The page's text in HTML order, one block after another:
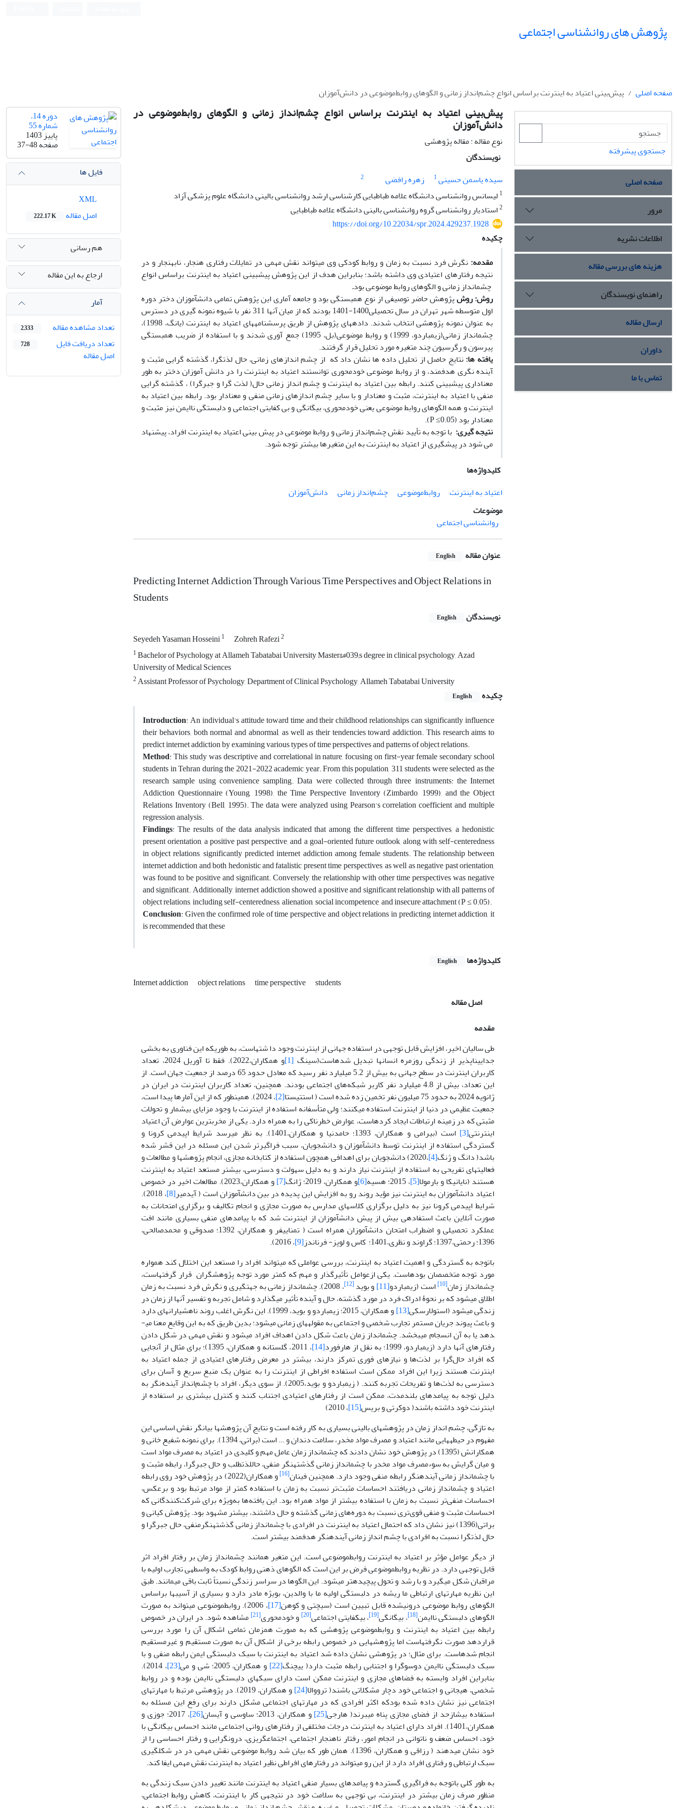
پژوهش های روانشناسی اجتماعی
صفحه اصلی پیش‌بینی اعتیاد به اینترنت براساس انواع چشم‌انداز ‌زمانی و الگوهای روابط‌موضوعی در دانش‌آموزان
پیش‌بینی اعتیاد به اینترنت براساس انواع چشم‌انداز ‌زمانی و الگوهای روابط‌موضوعی در
دانش‌آموزان
نوع مقاله : مقاله پژوهشی
نویسندگان
سیده یاسمن حسینی1 زهره رافضی
2
1لیسانس روانشناسی دانشگاه علامه طباطبایی کارشناسی ارشد روانشناسی بالینی دانشگاه علوم پزشکی آزاد
2استادیار روانشناسی گروه روانشناسی بالینی دانشگاه علامه طباطبایی
https://doi.org/10.22034/spr.2024.429237.1928
چکیده
مقدمه: نگرش فرد نسبت به زمان و روابط کودکی وی می­تواند نقش مهمی در تمایلات رفتاری هنجار، نابهنجار و ‌در
نتیجه رفتارهای اعتیادی وی داشته باشد؛ بنابراین هدف از این پژوهش پیش­بینی اعتیاد به اینترنت براساس انواع
چشم­انداز زمانی و الگوهای روابط موضوعی بود.
روش:روشپژوهش حاضر توصیفی از نوع همبستگی بود و جامعه آماری این پژوهش تمامی دانش­آموزان دختر دوره
اول متوسطه شهر تهران در سال تحصیلی1400-1401 بودند که از میان آنها 311 نفر با شیوه نمونه گیری در دسترس
به عنوان نمونه پژوهشی انتخاب شدند. داده­های پژوهش از طریق پرسشنامه­های اعتیاد به اینترنت (یانگ، 1998)،
چشم­انداز زمانی(زیمباردو، 1999) و روابط موضوعی(بل، 1995) جمع آوری شدند و با استفاده از ضریب همبستگی
پیرسون و رگرسیون چند متغیره مورد تحلیل قرار گرفتند.
یافته­ ها:نتایج حاصل از تحلیل داده­ ها نشان داد که از چشم ­اندازهای زمانی، حال لذت­گرا، گذشته­ گرایی مثبت و
آینده­ نگری هدفمند، و از روابط موضوعی خودمحوری توانستند اعتیاد به اینترنت را در دانش­ آموزان دختر به طور
معناداری پیش­بینی ­کنند. رابطه بین اعتیاد به اینترنت و چشم ­انداز زمانی حال( لذت گرا و جبرگرا) ، گذشته­ گرایی
منفی با اعتیاد به اینترنت، مثبت و معنادار و با سایر چشم ­اندازهای زمانی منفی و معنادار بود. رابطه بین اعتیاد به
اینترنت و همه الگوهای روابط­ موضوعی یعنی خودمحوری، بیگانگی و بی­ کفایتی اجتماعی و دلبستگی ناایمن نیز مثبت و
معنادار بود (0.05≥ P).
نتیجه ­گیری: با توجه به تأیید نقش چشم‌انداز زمانی و روابط­ موضوعی در پیش ­بینی اعتیاد به اینترنت افراد، پیشنهاد
می­ شود در پیشگیری از اعتیاد به اینترنت به این متغیرها بیشتر توجه شود.
کلیدواژه‌ها
اعتیاد به اینترنت
روابط‌موضوعی چشم‌انداز ‌زمانی
دانش‌آموزان
موضوعات
روانشناسی اجتماعی
عنوان مقاله English
Predicting Internet Addiction Through Various Time Perspectives and Object Relations in
Students
نویسندگان English
Seyedeh Yasaman Hosseini1 Zohreh Rafezi2
1Bachelor of Psychology at Allameh Tabatabai University Master&#039;s degree in clinical psychology, Azad
University of Medical Sciences
2Assistant Professor of Psychology, Department of Clinical Psychology, Allameh Tabatabai University
چکیده
English
Introduction: An individual's attitude toward time and their childhood relationships can significantly influence
their behaviors, both normal and abnormal, as well as their tendencies toward addiction. This research aims to
predict internet addiction by examining various types of time perspectives and patterns of object relations.
Method: This study was descriptive and correlational in nature, focusing on first-year female secondary school
students in Tehran during the 2021-2022 academic year. From this population, 311 students were selected as the
research sample using convenience sampling. Data were collected through three instruments: the Internet
Addiction Questionnaire (Young, 1998), the Time Perspective Inventory (Zimbardo, 1999), and the Object
Relations Inventory (Bell, 1995). The data were analyzed using Pearson's correlation coefficient and multiple
regression analysis.
Findings: The results of the data analysis indicated that among the different time perspectives, a hedonistic
present orientation, a positive past perspective, and a goal-oriented future outlook, along with self-centeredness
in object relations, significantly predicted internet addiction among female students. The relationship between
internet addiction and both hedonistic and fatalistic present time perspectives, as well as negative past orientation,
was found to be positive and significant. Conversely, the relationship with other time perspectives was negative
and significant. Additionally, internet addiction showed a positive and significant relationship with all patterns of
object relations, including self-centeredness, alienation, social incompetence, and insecure attachment (P ≤ 0.05).
Conclusion: Given the confirmed role of time perspective and object relations in predicting internet addiction, it
is recommended that these
کلیدواژه‌ها English
Internet addiction object relations time perspective
students
اصل مقاله
مقدمه
طی سالیان اخیر، افزایش قابل توجهی در استفاده جهانی از اینترنت وجود دا شته­است، به طوریکه این فناوری به بخشی
جدایی­ناپذیر از زندگی روزمره انسان­ها تبدیل شده­است(سینگ [1]
و همکاران،2022). فقط تا آوریل 2024، تعداد
کاربران اینترنت در سطح جهانی به بیش از 5.2 میلیارد نفر رسید که معادل حدود 65 درصد از جمعیت جهان است. از
این تعداد، بیش از 4.8 میلیارد نفر کاربر شبکه‌های اجتماعی بودند. همچنین، تعداد کاربران اینترنت در ایران در
ژانویه 2024 به حدود 75 میلیون نفر تخمین زده شده است ( استتیستا
[2]
، 2024). همینطور که از این آمارها پیدا است،
جمعیت عظیمی در دنیا از اینترنت استفاده می­کنند؛ ولی متأسفانه استفاده از اینترنت با وجود مزایای بی­شمار و تحولات
مثبتی که در زمینه ارتباطات ایجاد کرده­است، عوارض خطرناکی را به همراه دارد. یکی از مخرب­ترین عوارض آن اعتیاد
اینترنتی[3]
است (بیرامی و همکاران، 1393؛ حامدنیا و همکاران،1401). به نظر می­رسد شرایط اپیدمی کرونا و
گستردگی استفاده از اینترنت توسط دانش­آموزان و دانشجویان، سبب فراگیرتر شدن این مسئله در این قشر شده
باشد( دانگ و ژنگ[4]
،2020) دانشجویان برای اهدافی همچون استفاده از کتابخانه مجازی، انجام پژوهش­ها و مطالعات و
فعالیت­های تفریحی به استفاده از اینترنت نیاز دارند و به دلیل سهولت و دسترسی، بیشتر مستعد اعتیاد به اینترنت
هستند (نایانیکا و بارمولا[5] ، 2015؛ هسیه [6] و همکاران، 2019؛ ژانگ [7]
و همکاران،2023). مطالعات اخیر در خصوص
اعتیاد دانش­آموزان به اینترنت نیز مؤید روند رو به افزایش این پدیده در بین دانش­آموزان است ( آیدمیر[8]
، 2018).
شرایط اپیدمی کرونا نیز به دلیل برگزاری کلاس­های مدارس به صورت مجازی و انجام تکالیف و برگزاری امتحانات به
صورت آنلاین باعث استفاده­ی بیش از پیش دانش­آموزان از اینترنت شد که با پیامدهای منفی بسیاری مانند افت
عملکرد تحصیلی و اضطراب امتحان دانش­آموزان همراه است ( تمنایی­فر و همکاران، 1392؛ صدوقی و محمدصالحی،
1396؛ رحمتی،1397؛ گراوند و نظری،1401؛ کاس و لوپز- فرناندز
[9] ، 2016).
باتوجه به گستردگی و اهمیت اعتیاد به اینترنت، بررسی عواملی که می­تواند افراد را مستعد این اختلال کند همواره
مورد توجه متخصصان بوده­است. یکی ازعوامل تأثیرگذار و مهم که کمتر مورد توجه پژوهشگران قرار گرفته­است،
چشم­انداز زمان[10] است (زیمباردو[11] و بوید[12]
، 2008). چشم­انداز­ زمانی به جهت­گیری و نگرش فرد نسبت به زمان
اطلاق می­شود که بر نحوۀ ادراک فرد در مورد گذشته، حال و آینده تأثیر می­گذارد و شامل تجربه و تفسیر آنها از زمان در
زندگی می­شود (استولارسکی[13]
و همکاران، 2015؛ زیمباردو و بوید، 1999). این نگرش اغلب روند ناهشیارانه­ای دارد
و باعث پیوند جریان مستمر تجارب شخصی و اجتماعی به مقوله­های زمانی می­شود؛ بدین طریق که به این وقایع معنا می­
دهد یا به آن انسجام می­بخشد. چشم­انداز زمان باعث شکل دادن اهداف افراد می­شود و نقش مهمی در شکل دادن
رفتارهای آنها دارد (زیمباردو، 1999؛ به نقل از هارفورد
[14]
، 2011، گلستانه و همکاران، 1395)؛ برای مثال از آنجایی
که افراد حال‌گرا بر لذت‌ها و نیازهای فوری تمرکز دارند، بیشتر در معرض رفتارهای اعتیادی از جمله اعتیاد به
اینترنت هستند زیرا این افراد ممکن است استفاده افراطی از اینترنت را به عنوان یک منبع سریع و آسان برای
دسترسی به لذت‌ها و تفریحات تجربه کنند. ( زیمباردو و بوید،2005). از سوی دیگر، افراد با چشم‌انداز آینده‌نگر به
دلیل توجه به پیامدهای بلندمدت، ممکن است از رفتارهای اعتیادی اجتناب کنند و کنترل بیشتری بر استفاده از
اینترنت خود داشته باشند( دوکرتی و بریس[15]
، 2010)
به تازگی، چشم انداز زمان در پژوهش­های بالینی بسیاری به کار رفته است و نتایج آن پژوهش­ها بیانگر نقش اساسی این
مفهوم در حیطه­هایی مانند اعتیاد و مصرف مواد مخدر، سلامت دندان و ... است (براتی، 1394). برای نمونه شفیع خانی و
همکارانش (1395) در پژوهش خود نشان دادند که چشم­انداز زمان عامل مهم و کلیدی در اعتیاد به مصرف مواد است
و میان گرایش به سوءمصرف مواد مخدر با چشم­انداز زمانی گذشته­نگر منفی، حال­لذت­طلب و حال­ جبرگرا، رابطه مثبت و
با چشم­انداز زمانی آینده­نگر رابطه منفی وجود دارد. همچنین فینان[16]
و همکاران(2022) در پژوهش خود روی رابطه
اعتیاد و چشم­انداز زمانی دریافتند احساسات مثبت‌تر نسبت به زمان با استفاده کمتر از مواد مرتبط بود و برعکس،
احساسات منفی‌تر نسبت به زمان با استفاده بیشتر از مواد همراه بود. این یافته‌ها به‌ویژه برای شرکت‌کنندگانی که
احساسات مثبت و منفی قوی‌تری نسبت به دوره‌های زمانی گذشته و حال داشتند، بیشتر مشهود بود. پژوهش کیانی و
براتی(1396) نیز نشان داد که احتمال اعتیاد به اینترنت در افرادی با چشم­انداز زمانی گذشته­نگر­منفی، حال جبرگرا و
حال لذت­گرا نسبت به افرادی با چشم انداز زمانی آینده­­نگر هدفمند بیشتر است.
از دیگر عوامل مؤثر بر اعتیاد به اینترنت روابط­موضوعی است. این متغیر همانند چشم­انداز زمان بر رفتار افراد اثر
قابل توجهی دارد. در نظریه روابط­موضوعی فرض بر این است که الگوهای ذهنی روابط کودک به واسطه­ی تجارب اولیه با
مراقبان شکل می­گیرد و با رشد و تحول پیچیده­تر می­شود. این الگوها در سراسر زندگی نسبتاً ثابت باقی می­مانند. طبق
این نظریه مهارت­های ارتباطی ما ریشه در دلبستگی اولیه ما با والدین، بویژه مادر دارد و بسیاری از آسیب­ها براساس
الگوهای روابط موضوعی­ درونی­شده قابل تبیین است (سیچتی و کوهن[17]
، 2006). روابط­موضوعی می­تواند به صورت
الگوهای دلبستگی نا­ایمن[18] ، بیگانگی[19] ، بی­کفایتی اجتماعی[20] و خودمحوری[21]
مشاهده شود. در ایران در خصوص
رابطه بین اعتیاد به اینترنت و روابط­موضوعی پژوهشی که به صورت همزمان تمامی اشکال آن را مورد بررسی
قراردهد صورت نگرفته­است اما پژوهش­هایی در خصوص رابطه برخی از اشکال آن به صورت مستقیم و غیرمستقیم
انجام شده­است. برای مثال؛ در پژوهشی نشان داده شد اعتیاد به اینترنت با سبک دلبستگی ایمن رابطه منفی و با
سبک دلبستگی ناایمن دو­سوگرا و اجتنابی رابطه مثبت دارد( یی­چنگ[22] و همکاران، 2005؛ شی و می [23]
، 2014).
بنابراین افراد وابسته به فضاهای مجازی و اینترنت ممکن است دارای سبک­های دلبستگی ناایمن بوده و در روابط
شخصی، هیجانی و اجتماعی خود دچار مشکلاتی باشند( ترووالا[24]
و همکاران، 2019). در پژوهشی مرتبط با مهارت­های
اجتماعی نیز نشان داده شده بودکه اکثر افرادی که در مهارت­های اجتماعی مشکل دارند برای رفع این مسئله به
استفاده بیش­ازحد از فضای مجازی پناه می­برند( هارجی[25] و همکاران، 2013؛ ساوسی و آیسان [26]
، 2017؛ جوزی و
همکاران،1401). افراد دارای اعتیاد به اینترنت درجات مختلفی از رفتارهای روانی اجتماعی مانند احساس بیگانگی با
خود، احساس ضعف و ناتوانی در انجام امور، رفتار ناهنجار اجتماعی، اجتماع­گریزی، درون­گرایی و رفتار­ احساسی را از
خود نشان می­دهند ( رزاقی و همکاران، 1396). همان طور که بیان شد روابط موضوعی نقش مهمی در در شکل­گیری
سبک ارتباطی و رفتاری افراد دارد از این رو می­تواند در رفتارهای افراطی نظیر اعتیاد به اینترنت نقش مهمی ایفا کند.
به طور کلی باتوجه به فراگیری گسترده و پیامدهای بسیار منفی اعتیاد به اینترنت مانند تغییر دادن سبک زندگی به
منظور صرف زمان بیشتر در اینترنت، بی توجهی به سلامت خود در نتیجه­ی کار با اینترنت، کاهش روابط اجتماعی،
دوره 14،
شماره 55
پاییز 1403
صفحه37-48
فایل ها
اصل مقاله
222.17 K
هم رسانی
ارجاع به این مقاله
آمار
تعداد مشاهده مقاله
2,333
تعداد دریافت فایل
اصل مقاله
728
جستجوی پیشرفته
صفحه اصلی
مرور
اطلاعات نشریه
هزینه های بررسی مقاله
راهنمای نویسندگان
ارسال مقاله
داوران
تماس با ما